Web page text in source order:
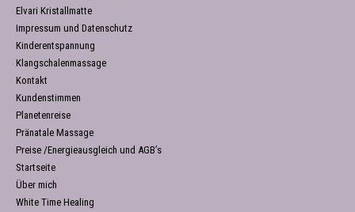
Elvari Kristallmatte
Impressum und Datenschutz
Kinderentspannung
Klangschalenmassage
Kontakt
Kundenstimmen
Planetenreise
Pränatale Massage
Preise /Energieausgleich und AGB’s
Startseite
Über mich
White Time Healing